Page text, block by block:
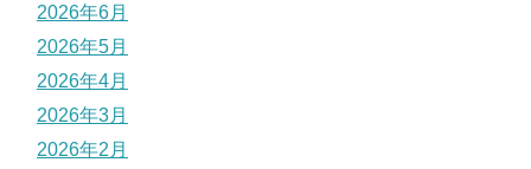
2026年6月
2026年5月
2026年4月
2026年3月
2026年2月